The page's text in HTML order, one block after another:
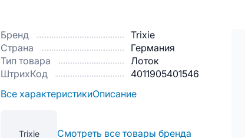
Бренд
Trixie
Страна
Германия
Тип товара
Лоток
ШтрихКод
4011905401546
Все характеристикиОписание
Trixie Смотреть все товары бренда